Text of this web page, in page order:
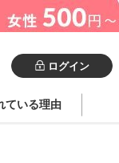
ログイン
ている理由